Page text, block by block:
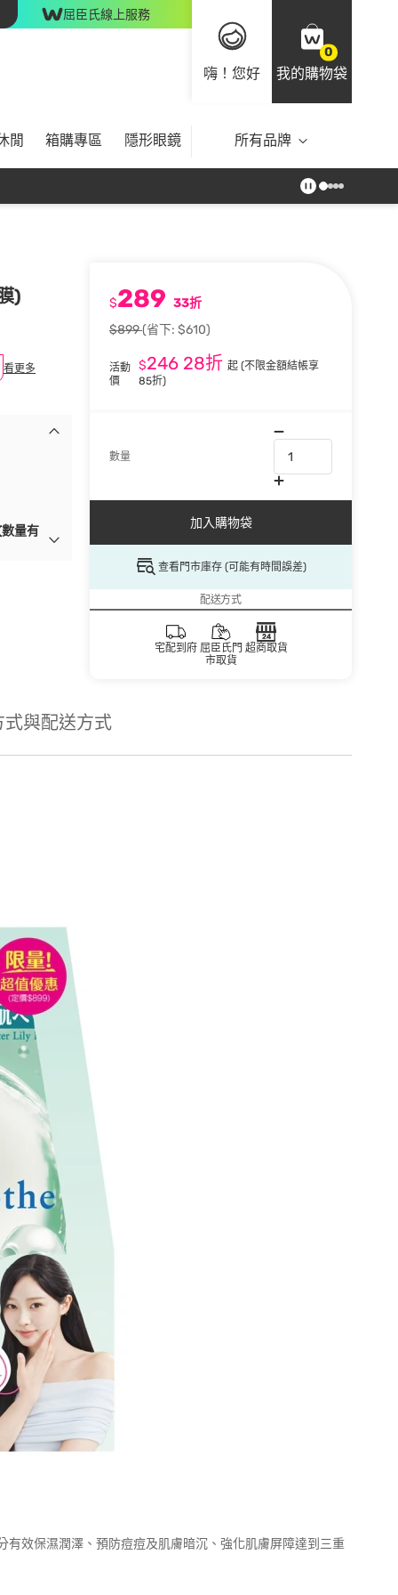
屈臣氏線上服務
嗨！您好
0
我的購物袋
閒 箱購專區 隱形眼鏡 所有品牌
)
看更多
$289 33折
$899(省下: $610)
活動
價
$246 28折起(不限金額結帳享
85折)
數量
加入購物袋
查看門市庫存 (可能有時間誤差)
配送方式
宅配到府 屈臣氏門
市取貨
超商取貨
量有
式與配送方式
效保濕潤澤、預防痘痘及肌膚暗沉、強化肌膚屏障達到三重